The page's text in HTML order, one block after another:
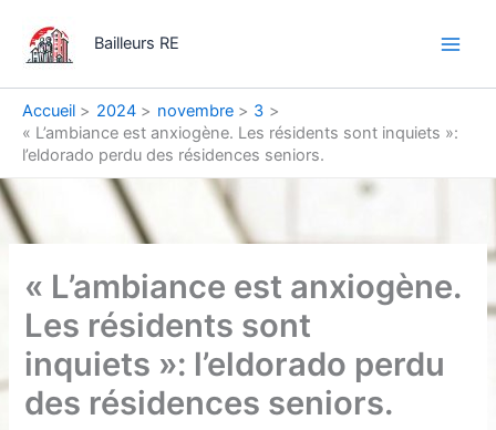
contenu
Bailleurs RE
Accueil 2024 novembre
3
« L’ambiance est anxiogène. Les résidents sont inquiets »:
l’eldorado perdu des résidences seniors.
« L’ambiance est anxiogène.
Les résidents sont
inquiets »: l’eldorado perdu
des résidences seniors.